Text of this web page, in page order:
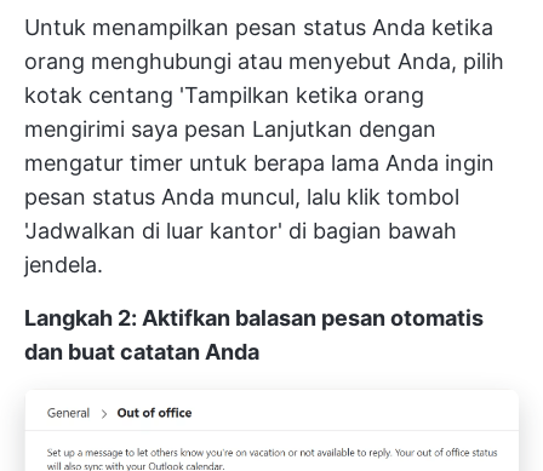
Untuk menampilkan pesan status Anda ketika
orang menghubungi atau menyebut Anda, pilih
kotak centang 'Tampilkan ketika orang
mengirimi saya pesan Lanjutkan dengan
mengatur timer untuk berapa lama Anda ingin
pesan status Anda muncul, lalu klik tombol
'Jadwalkan di luar kantor' di bagian bawah
jendela.
Langkah 2: Aktifkan balasan pesan otomatis
dan buat catatan Anda